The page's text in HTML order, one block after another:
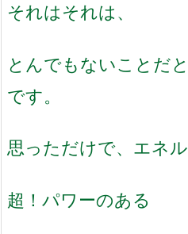
それはそれは、
とんでもないことだ
です。
思っただけで、エネ
超！パワーのある